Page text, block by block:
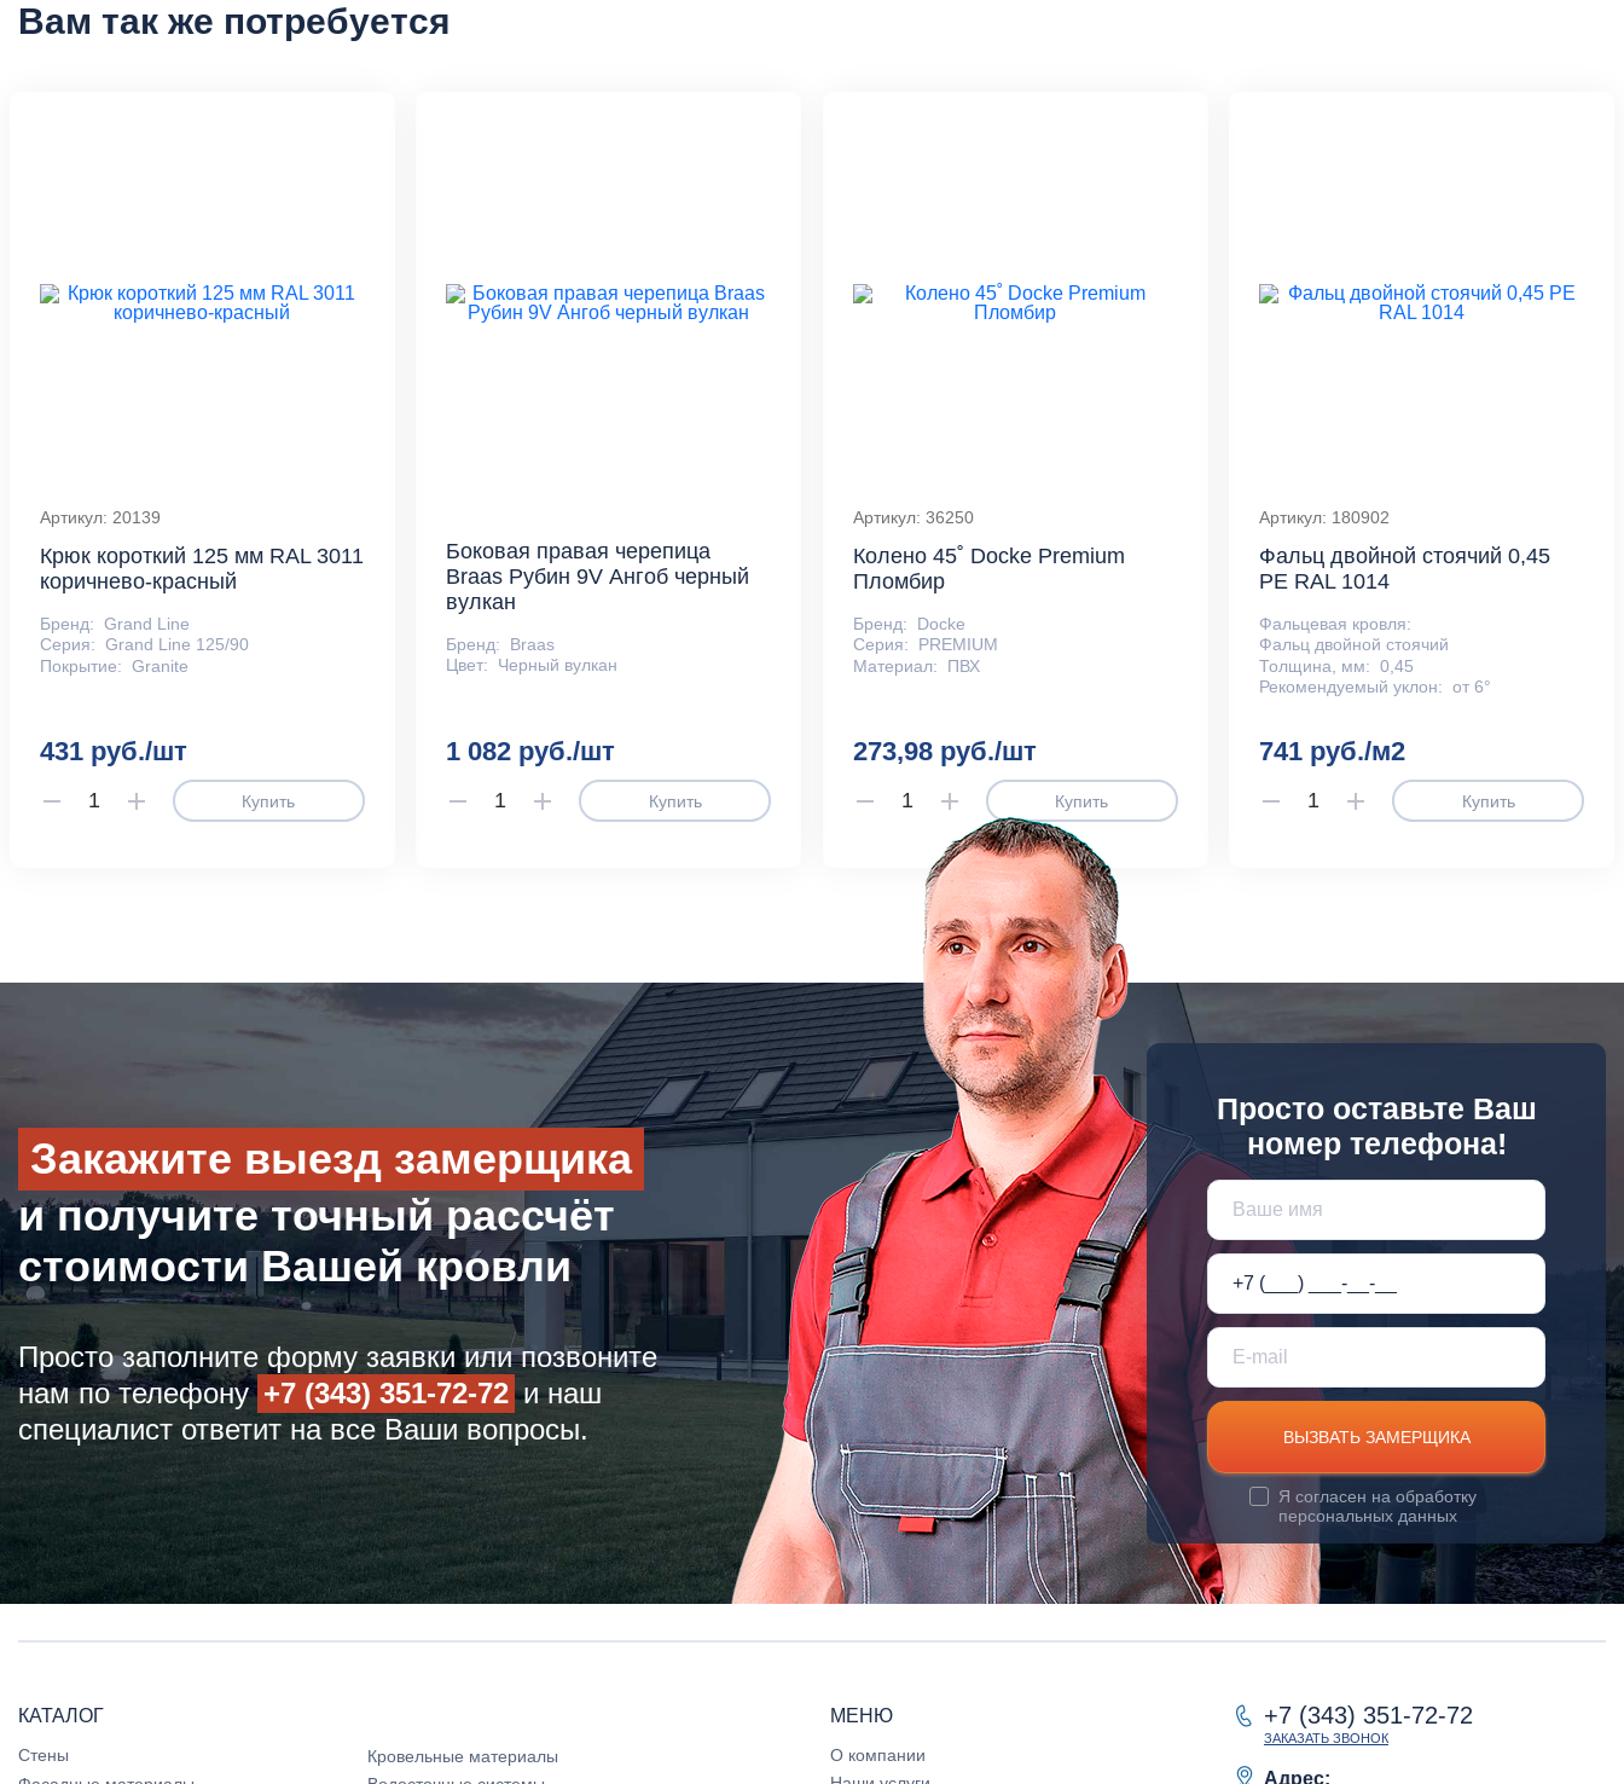
Вам так же потребуется
Артикул: 20139
Крюк короткий 125 мм RAL 3011
коричнево-красный
Бренд: Grand Line
Серия: Grand Line 125/90
Покрытие: Granite
431 руб./шт
Купить
Боковая правая черепица
Braas Рубин 9V Ангоб черный
вулкан
Бренд:
Braas
Цвет:
Черный вулкан
1 082 руб./шт
Купить
Артикул: 36250
Колено 45˚ Docke Premium
Пломбир
Бренд:
Docke
Серия:
PREMIUM
Материал:
ПВХ
273,98 руб./шт
Купить
Артикул: 180902
Фальц двойной стоячий 0,45
PE RAL 1014
Фальцевая кровля:
Фальц двойной стоячий
Толщина, мм: 0,45
Рекомендуемый уклон: от 6°
741 руб./м2
Купить
Закажите выезд замерщика
и получите точный рассчёт
стоимости Вашей кровли
Просто заполните форму заявки или позвоните
нам по телефону +7 (343) 351-72-72и наш
специалист ответит на все Ваши вопросы.
Просто оставьте Ваш
номер телефона!
ВЫЗВАТЬ ЗАМЕРЩИКА
Я согласен на обработку
персональных данных
КАТАЛОГ
Стены
Кровельные материалы
МЕНЮ
О компании
+7 (343) 351-72-72
ЗАКАЗАТЬ ЗВОНОК
Адрес: